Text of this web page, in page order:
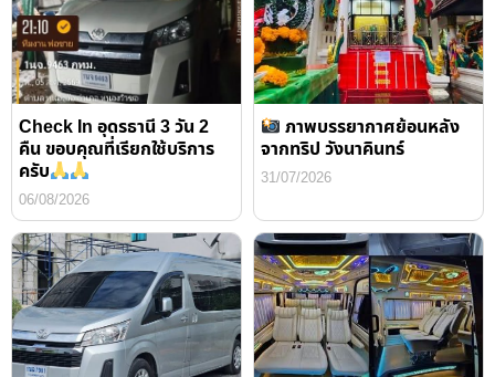
Check In อุดรธานี 3 วัน 2
คืน ขอบคุณที่เรียกใช้บริการ
ครับ
06/08/2026
ภาพบรรยากาศย้อนหลัง
จากทริป วังนาคินทร์
31/07/2026